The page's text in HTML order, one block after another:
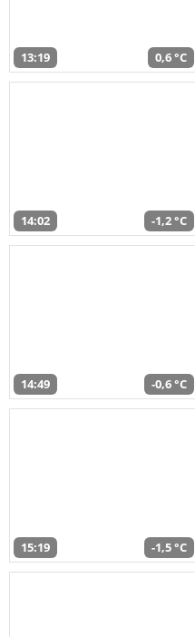
13:19 0,6 °C
14:02 -1,2 °C
14:49 -0,6 °C
15:19 -1,5 °C